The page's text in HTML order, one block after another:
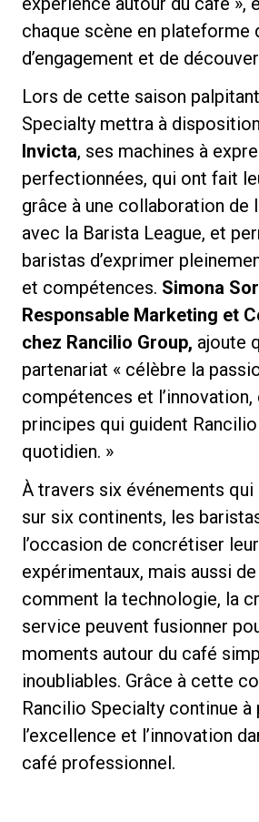
chaque scène en plateforme
d’engagement et de
Lors de cette saison
Specialty mettra à
Invicta, ses machines à
perfectionnées, qui ont fait
grâce à une collaboration de
avec la Barista League, et
baristas d’exprimer
et compétences. Simona
Responsable Marketing et
chez Rancilio Group, ajoute
partenariat « célèbre la
compétences et
principes qui guident
quotidien. »
À travers six événements
sur six continents, les
l’occasion de concrétiser
expérimentaux, mais aussi
comment la technologie, la
service peuvent fusionner
moments autour du café
inoubliables. Grâce à cette
Rancilio Specialty continue à
l’excellence et l’innovation
café professionnel.